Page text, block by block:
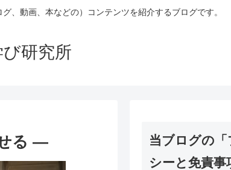
、動画、本などの）コンテンツを紹介するブログです。
研究所
る ―
当ブログの
シーと免責事